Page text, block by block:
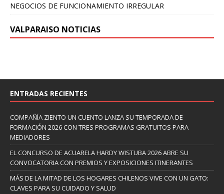
NEGOCIOS DE FUNCIONAMIENTO IRREGULAR
VALPARAISO NOTICIAS
ENTRADAS RECIENTES
COMPAÑÍA ZIENTO UN CUENTO LANZA SU TEMPORADA DE
FORMACIÓN 2026 CON TRES PROGRAMAS GRATUITOS PARA
MEDIADORES
EL CONCURSO DE ACUARELA HARDY WISTUBA 2026 ABRE SU
CONVOCATORIA CON PREMIOS Y EXPOSICIONES ITINERANTES
MÁS DE LA MITAD DE LOS HOGARES CHILENOS VIVE CON UN GATO:
CLAVES PARA SU CUIDADO Y SALUD